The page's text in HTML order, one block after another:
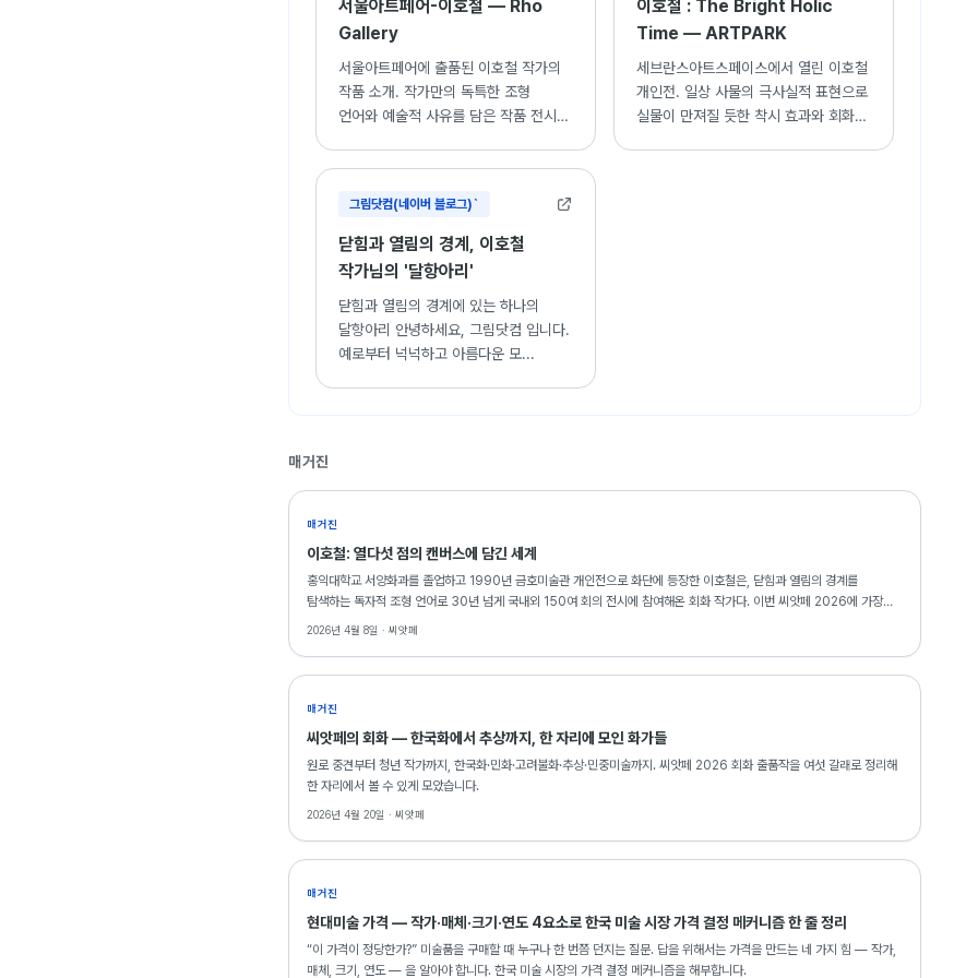
서울아트페어-이호철 — Rho
Gallery
서울아트페어에 출품된 이호철 작가의
작품 소개. 작가만의 독특한 조형
언어와 예술적 사유를 담은 작품 전시
이호철 : The Bright Holic
Time — ARTPARK
세브란스아트스페이스에서 열린 이호철
개인전. 일상 사물의 극사실적 표현으로
실물이 만져질 듯한 착시 효과와 회화적
그림닷컴(네이버 블로그)`
닫힘과 열림의 경계, 이호철
작가님의 '달항아리'
닫힘과 열림의 경계에 있는 하나의
달항아리 안녕하세요, 그림닷컴 입니다.
예로부터 넉넉하고 아름다운 모...
매거진
매거진
이호철: 열다섯 점의 캔버스에 담긴 세계
홍익대학교 서양화과를 졸업하고 1990년 금호미술관 개인전으로 화단에 등장한 이호철은, 닫힘과 열림의 경계를
탐색하는 독자적 조형 언어로 30년 넘게 국내외 150여 회의 전시에 참여해온 회화 작가다. 이번 씨앗페 2026에 가장
많은 15점을 출품하며 동료 예술인을 향한 연대에 나섰다.
2026년 4월 8일 · 씨앗페
매거진
씨앗페의 회화 — 한국화에서 추상까지, 한 자리에 모인 화가들
원로 중견부터 청년 작가까지, 한국화·민화·고려불화·추상·민중미술까지. 씨앗페 2026 회화 출품작을 여섯 갈래로 정리해
한 자리에서 볼 수 있게 모았습니다.
2026년 4월 20일 · 씨앗페
매거진
현대미술 가격 — 작가·매체·크기·연도 4요소로 한국 미술 시장 가격 결정 메커니즘 한 줄 정리
“이 가격이 정당한가?” 미술품을 구매할 때 누구나 한 번쯤 던지는 질문. 답을 위해서는 가격을 만드는 네 가지 힘 — 작가,
매체, 크기, 연도 — 을 알아야 합니다. 한국 미술 시장의 가격 결정 메커니즘을 해부합니다.